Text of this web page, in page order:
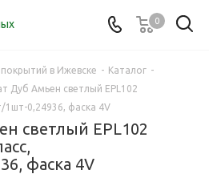
0
в Ижевске - Каталог -
Дуб Амьен светлый EPL102
1шт-0,24936, фаска 4V
светлый EPL102
фаска 4V